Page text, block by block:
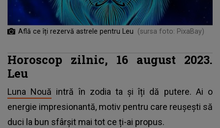
Află ce îți rezervă astrele pentru Leu (sursa foto: PixaBay)
Horoscop zilnic, 16 august 2023.
Leu
Luna Nouă intră în zodia ta și îți dă putere. Ai o
energie impresionantă, motiv pentru care reușești să
duci la bun sfârșit mai tot ce ți-ai propus.